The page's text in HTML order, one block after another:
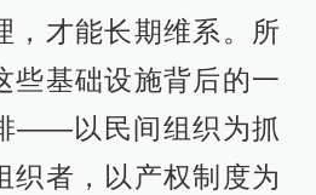
，才能长期维系。所
些基础设施背后的一
——以民间组织为抓
织者，以产权制度为